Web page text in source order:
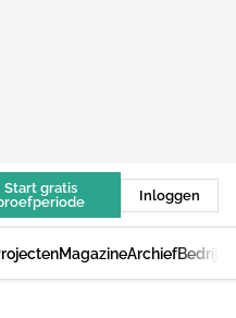
Start gratis
Inloggen
MagazineArchief